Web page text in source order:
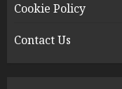
Cookie Policy
Contact Us